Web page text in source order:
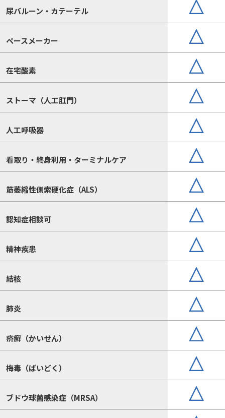
尿バルーン・カテーテル
ペースメーカー
在宅酸素
ストーマ（人工肛門）
人工呼吸器
看取り・終身利用・ターミナルケア
筋萎縮性側索硬化症（ALS）
認知症相談可
精神疾患
結核
肺炎
疥癬（かいせん）
梅毒（ばいどく）
ブドウ球菌感染症（MRSA）